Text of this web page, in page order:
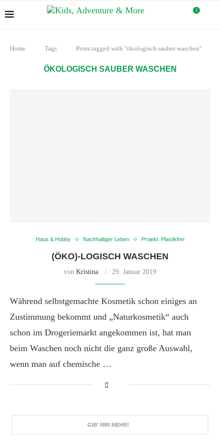
0
Home Tags Posts tagged with "ökologisch sauber waschen"
ÖKOLOGISCH SAUBER WASCHEN
Haus & Hobby Nachhaltiger Leben Projekt: Plastikfrei
(ÖKO)-LOGISCH WASCHEN
von Kristina 29. Januar 2019
Während selbstgemachte Kosmetik schon einiges an
Zustimmung bekommt und „Naturkosmetik“ auch
schon im Drogeriemarkt angekommen ist, hat man
beim Waschen noch nicht die ganz große Auswahl,
wenn man auf chemische …
GIB' MIR MEHR!